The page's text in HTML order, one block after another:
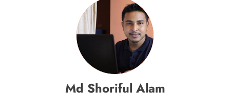
Md Shoriful Alam